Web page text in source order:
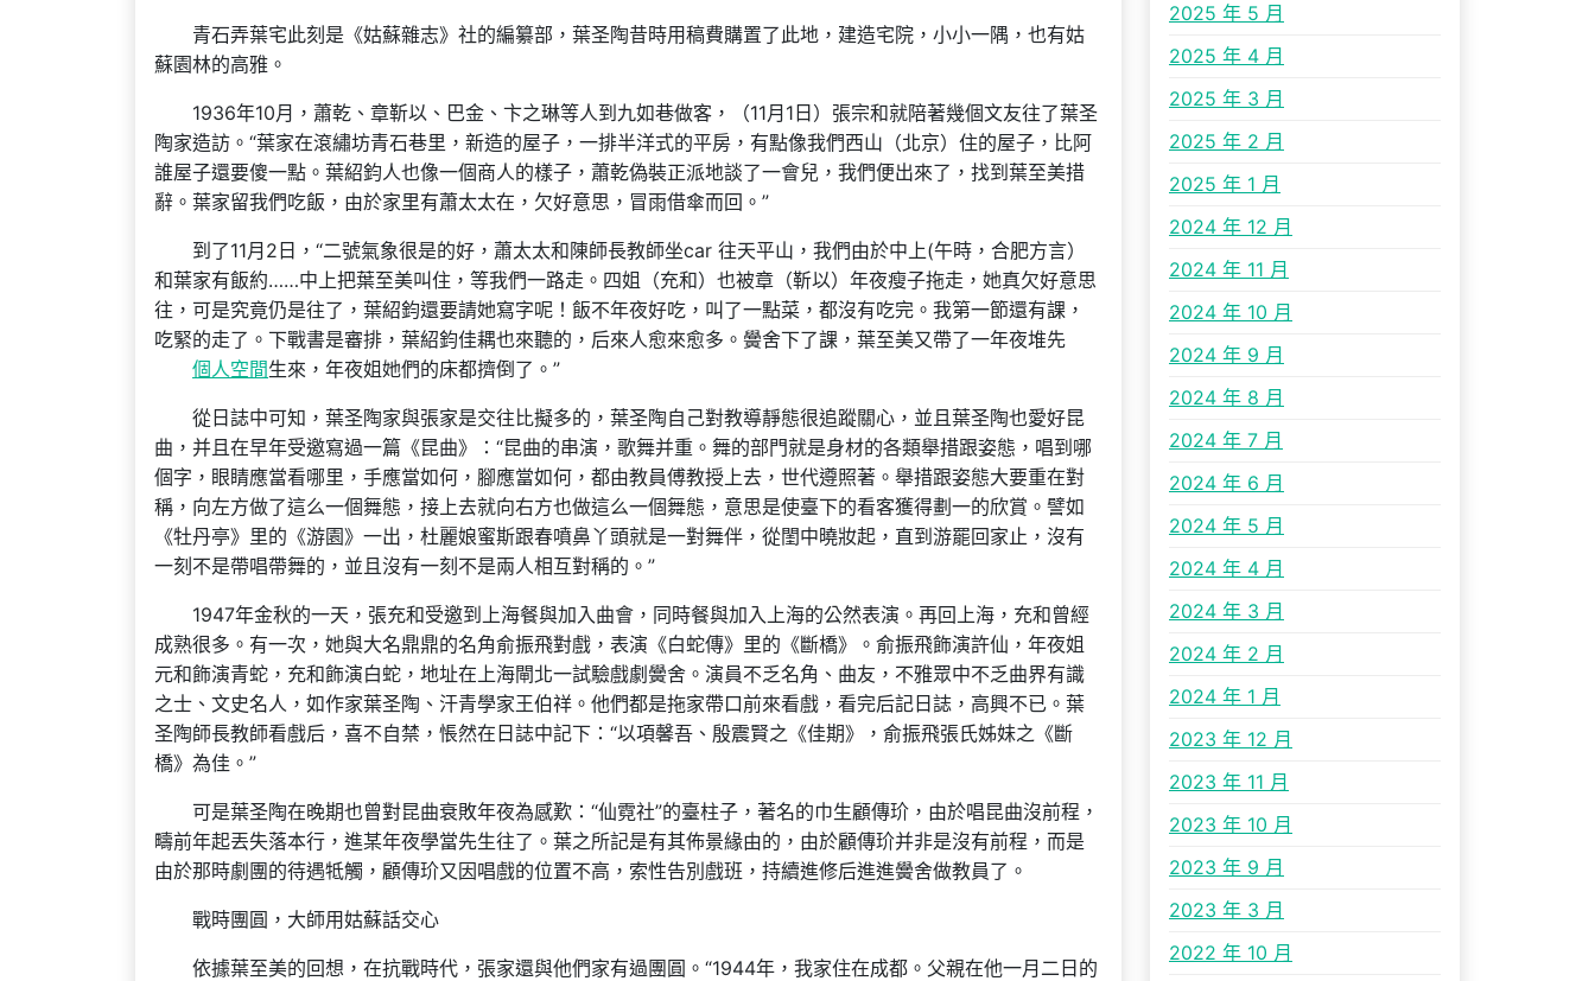
青石弄葉宅此刻是《姑蘇雜志》社的編纂部，葉圣陶昔時用稿費購置了此地，建造宅院，小小一隅，也有姑
蘇園林的高雅。
1936年10月，蕭乾、章靳以、巴金、卞之琳等人到九如巷做客，（11月1日）張宗和就陪著幾個文友往了葉圣
陶家造訪。“葉家在滾繡坊青石巷里，新造的屋子，一排半洋式的平房，有點像我們西山（北京）住的屋子，比阿
誰屋子還要傻一點。葉紹鈞人也像一個商人的樣子，蕭乾偽裝正派地談了一會兒，我們便出來了，找到葉至美措
辭。葉家留我們吃飯，由於家里有蕭太太在，欠好意思，冒雨借傘而回。”
到了11月2日，“二號氣象很是的好，蕭太太和陳師長教師坐car 往天平山，我們由於中上(午時，合肥方言）
和葉家有飯約……中上把葉至美叫住，等我們一路走。四姐（充和）也被章（靳以）年夜瘦子拖走，她真欠好意思
往，可是究竟仍是往了，葉紹鈞還要請她寫字呢！飯不年夜好吃，叫了一點菜，都沒有吃完。我第一節還有課，
吃緊的走了。下戰書是審排，葉紹鈞佳耦也來聽的，后來人愈來愈多。黌舍下了課，葉至美又帶了一年夜堆先
個人空間生來，年夜姐她們的床都擠倒了。”
從日誌中可知，葉圣陶家與張家是交往比擬多的，葉圣陶自己對教導靜態很追蹤關心，並且葉圣陶也愛好昆
曲，并且在早年受邀寫過一篇《昆曲》：“昆曲的串演，歌舞并重。舞的部門就是身材的各類舉措跟姿態，唱到哪
個字，眼睛應當看哪里，手應當如何，腳應當如何，都由教員傅教授上去，世代遵照著。舉措跟姿態大要重在對
稱，向左方做了這么一個舞態，接上去就向右方也做這么一個舞態，意思是使臺下的看客獲得劃一的欣賞。譬如
《牡丹亭》里的《游園》一出，杜麗娘蜜斯跟春噴鼻丫頭就是一對舞伴，從閨中曉妝起，直到游罷回家止，沒有
一刻不是帶唱帶舞的，並且沒有一刻不是兩人相互對稱的。”
1947年金秋的一天，張充和受邀到上海餐與加入曲會，同時餐與加入上海的公然表演。再回上海，充和曾經
成熟很多。有一次，她與大名鼎鼎的名角俞振飛對戲，表演《白蛇傳》里的《斷橋》。俞振飛飾演許仙，年夜姐
元和飾演青蛇，充和飾演白蛇，地址在上海閘北一試驗戲劇黌舍。演員不乏名角、曲友，不雅眾中不乏曲界有識
之士、文史名人，如作家葉圣陶、汗青學家王伯祥。他們都是拖家帶口前來看戲，看完后記日誌，高興不已。葉
圣陶師長教師看戲后，喜不自禁，悵然在日誌中記下：“以項馨吾、殷震賢之《佳期》，俞振飛張氏姊妹之《斷
橋》為佳。”
可是葉圣陶在晚期也曾對昆曲衰敗年夜為感歎：“仙霓社”的臺柱子，著名的巾生顧傳玠，由於唱昆曲沒前程，
疇前年起丟失落本行，進某年夜學當先生往了。葉之所記是有其佈景緣由的，由於顧傳玠并非是沒有前程，而是
由於那時劇團的待遇牴觸，顧傳玠又因唱戲的位置不高，索性告別戲班，持續進修后進進黌舍做教員了。
戰時團圓，大師用姑蘇話交心
依據葉至美的回想，在抗戰時代，張家還與他們家有過團圓。“1944年，我家住在成都。父親在他一月二日的
2025 年 5 月
2025 年 4 月
2025 年 3 月
2025 年 2 月
2025 年 1 月
2024 年 12 月
2024 年 11 月
2024 年 10 月
2024 年 9 月
2024 年 8 月
2024 年 7 月
2024 年 6 月
2024 年 5 月
2024 年 4 月
2024 年 3 月
2024 年 2 月
2024 年 1 月
2023 年 12 月
2023 年 11 月
2023 年 10 月
2023 年 9 月
2023 年 3 月
2022 年 10 月